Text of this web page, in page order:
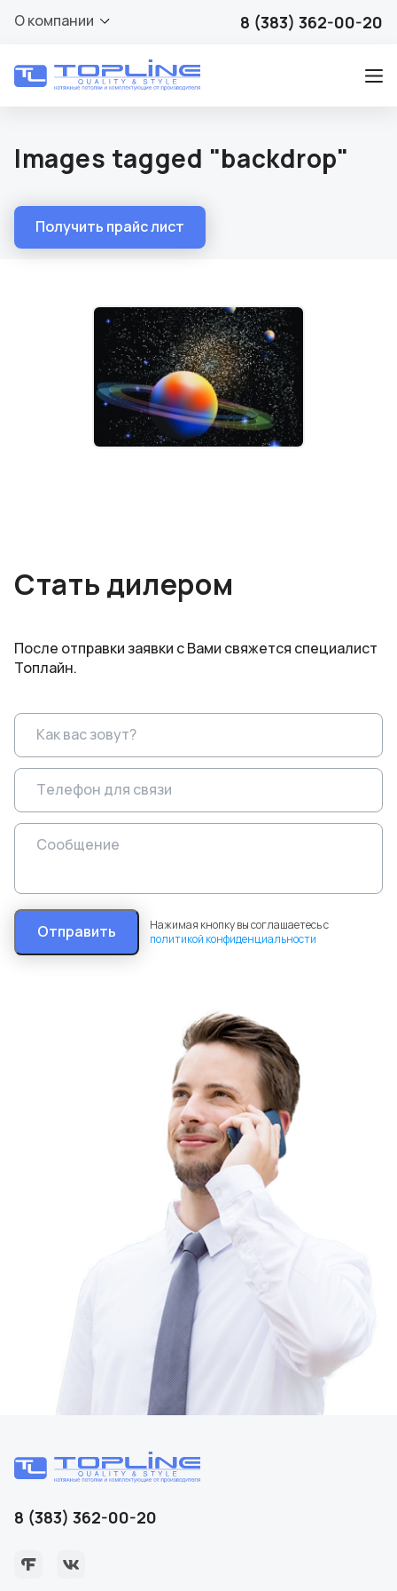
О компании 8 (383) 362-00-20
Images tagged "backdrop"
Получить прайс лист
Стать дилером
После отправки заявки с Вами свяжется специалист
Топлайн.
Отправить
Нажимая кнопку вы соглашаетесь с
политикой конфиденциальности
8 (383) 362-00-20